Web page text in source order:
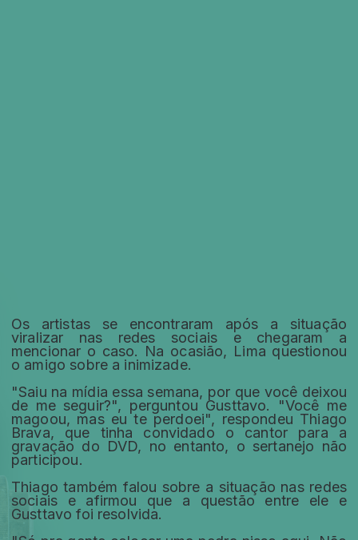
Os artistas se encontraram após a situação
viralizar nas redes sociais e chegaram a
mencionar o caso. Na ocasião, Lima questionou
o amigo sobre a inimizade.
"Saiu na mídia essa semana, por que você deixou
de me seguir?", perguntou Gusttavo. "Você me
magoou, mas eu te perdoei", respondeu Thiago
Brava, que tinha convidado o cantor para a
gravação do DVD, no entanto, o sertanejo não
participou.
Thiago também falou sobre a situação nas redes
sociais e afirmou que a questão entre ele e
Gusttavo foi resolvida.